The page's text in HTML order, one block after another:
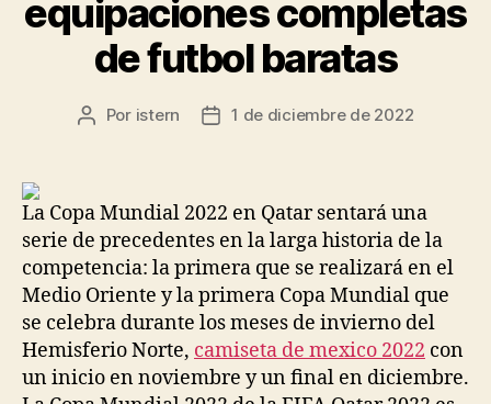
equipaciones completas
de futbol baratas
Autor
Por istern
Fecha1 de diciembre de 2022
La Copa Mundial 2022 en Qatar sentará una
serie de precedentes en la larga historia de la
competencia: la primera que se realizará en el
Medio Oriente y la primera Copa Mundial que
se celebra durante los meses de invierno del
Hemisferio Norte, camiseta de mexico 2022 con
un inicio en noviembre y un final en diciembre.